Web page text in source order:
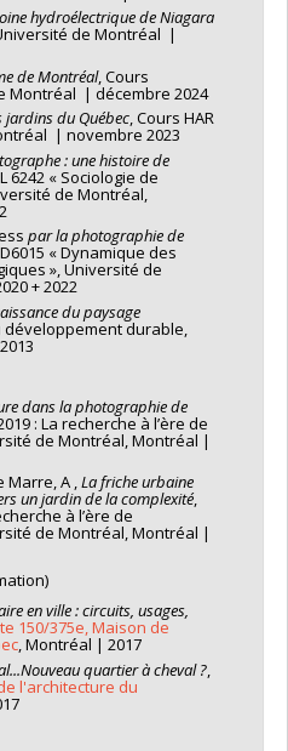
hydroélectrique de Niagara
de Montréal |
de Montréal, Cours
Montréal | décembre 2024
jardins du Québec, Cours HAR
| novembre 2023
: une histoire de
6242 « Sociologie de
de Montréal,
par la photographie de
« Dynamique des
», Université de
+ 2022
du paysage
développement durable,
dans la photographie de
: La recherche à l’ère de
de Montréal, Montréal |
Marre, A ,La friche urbaine
un jardin de la complexité,
à l’ère de
de Montréal, Montréal |
en ville : circuits, usages,
150/375e, Maison de
, Montréal | 2017
quartier à cheval ?
l'architecture du